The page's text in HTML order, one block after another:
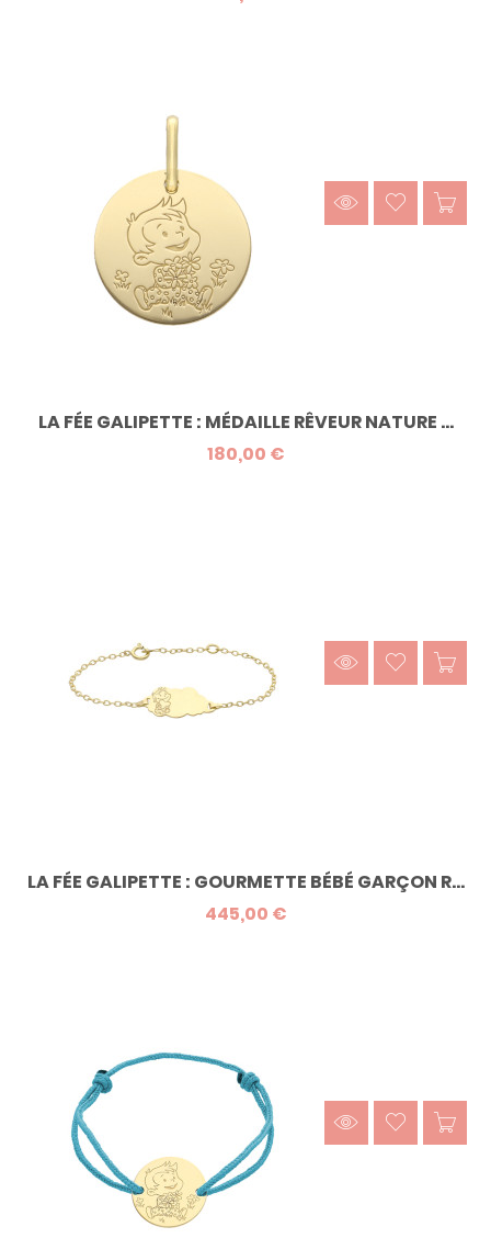
LA FÉE GALIPETTE : MÉDAILLE RÊVEUR NATURE ...
180,00 €
LA FÉE GALIPETTE : GOURMETTE BÉBÉ GARÇON R...
445,00 €